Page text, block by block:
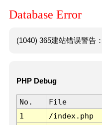
Database Error
(1040) 365建站错误警告
PHP Debug
No. File
1
/index.php